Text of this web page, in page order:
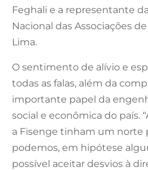
Feghali e a representante
Nacional das Associações
Lima.
O sentimento de alívio e
todas as falas, além da
importante papel da
social e econômica do país.
a Fisenge tinham um norte
podemos, em hipótese
possível aceitar desvios à